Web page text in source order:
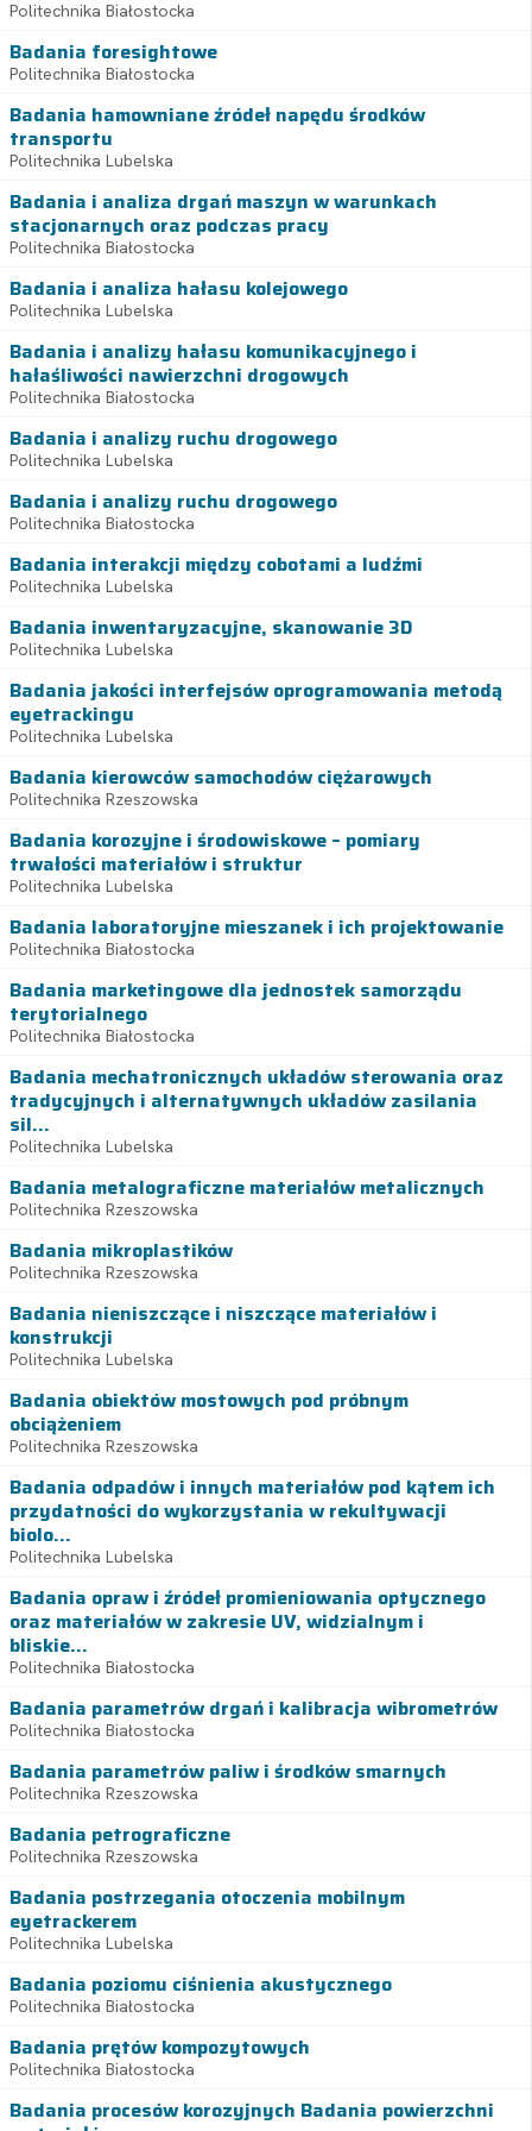
Politechnika Białostocka
Badania foresightowe
Politechnika Białostocka
Badania hamowniane źródeł napędu środków
transportu
Politechnika Lubelska
Badania i analiza drgań maszyn w warunkach
stacjonarnych oraz podczas pracy
Politechnika Białostocka
Badania i analiza hałasu kolejowego
Politechnika Lubelska
Badania i analizy hałasu komunikacyjnego i
hałaśliwości nawierzchni drogowych
Politechnika Białostocka
Badania i analizy ruchu drogowego
Politechnika Lubelska
Badania i analizy ruchu drogowego
Politechnika Białostocka
Badania interakcji między cobotami a ludźmi
Politechnika Lubelska
Badania inwentaryzacyjne, skanowanie 3D
Politechnika Lubelska
Badania jakości interfejsów oprogramowania metodą
eyetrackingu
Politechnika Lubelska
Badania kierowców samochodów ciężarowych
Politechnika Rzeszowska
Badania korozyjne i środowiskowe – pomiary
trwałości materiałów i struktur
Politechnika Lubelska
Badania laboratoryjne mieszanek i ich projektowanie
Politechnika Białostocka
Badania marketingowe dla jednostek samorządu
terytorialnego
Politechnika Białostocka
Badania mechatronicznych układów sterowania oraz
tradycyjnych i alternatywnych układów zasilania
sil...
Politechnika Lubelska
Badania metalograficzne materiałów metalicznych
Politechnika Rzeszowska
Badania mikroplastików
Politechnika Rzeszowska
Badania nieniszczące i niszczące materiałów i
konstrukcji
Politechnika Lubelska
Badania obiektów mostowych pod próbnym
obciążeniem
Politechnika Rzeszowska
Badania odpadów i innych materiałów pod kątem ich
przydatności do wykorzystania w rekultywacji
biolo...
Politechnika Lubelska
Badania opraw i źródeł promieniowania optycznego
oraz materiałów w zakresie UV, widzialnym i
bliskie...
Politechnika Białostocka
Badania parametrów drgań i kalibracja wibrometrów
Politechnika Białostocka
Badania parametrów paliw i środków smarnych
Politechnika Rzeszowska
Badania petrograficzne
Politechnika Rzeszowska
Badania postrzegania otoczenia mobilnym
eyetrackerem
Politechnika Lubelska
Badania poziomu ciśnienia akustycznego
Politechnika Białostocka
Badania prętów kompozytowych
Politechnika Białostocka
Badania procesów korozyjnych Badania powierzchni